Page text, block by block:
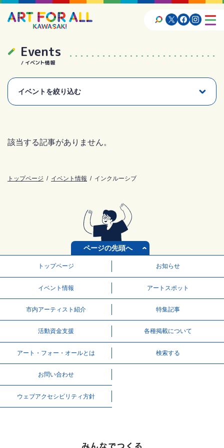
Events
イベント情報
イベントを絞り込む
該当する記事がありません。
トップページ イベント情報 インクルーシブ
トップページ お知らせ
イベント情報 アートスポット
市内アーティスト紹介 特集記事
活動資⾦⽀援 各種掲載について
アート・フォー・オールとは 検索する
お問い合わせ
ウェブアクセシビリティ方針
ページの先頭へ